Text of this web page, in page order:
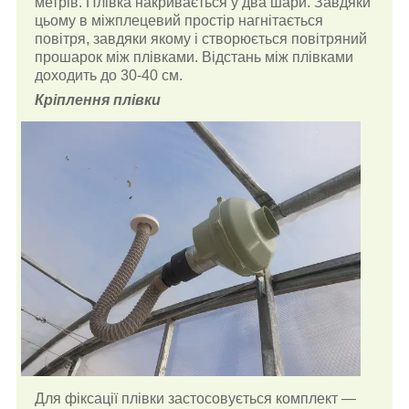
цьому в міжплецевий простір нагнітається
повітря, завдяки якому і створюється повітряний
прошарок між плівками. Відстань між плівками
доходить до 30-40 см.
Кріплення плівки
Для фіксації плівки застосовується комплект —